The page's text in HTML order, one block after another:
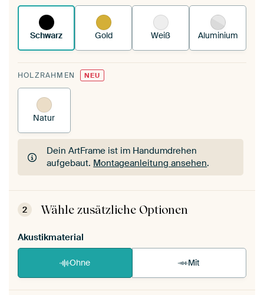
funktioniert es.
Schwarz Gold Weiß Aluminium
HOLZRAHMEN NEU
Natur
Dein ArtFrame ist im Handumdrehen
aufgebaut. Montageanleitung ansehen.
Dein ArtFrame ist im Handumdrehen
aufgebaut.Montageanleitung ansehen
2 Wähle zusätzliche Optionen
Akustikmaterial
Ohne Mit